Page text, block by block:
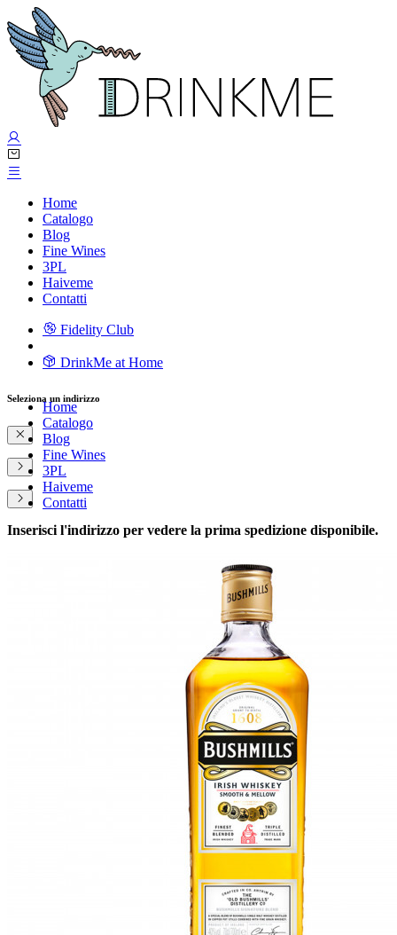
Home
Catalogo
Blog
Fine Wines
3PL
Haiveme
Contatti
Fidelity Club
DrinkMe at Home
Home
Catalogo
Blog
Fine Wines
3PL
Haiveme
Contatti
Seleziona un indirizzo
Inserisci l'indirizzo per vedere la prima spedizione disponibile.